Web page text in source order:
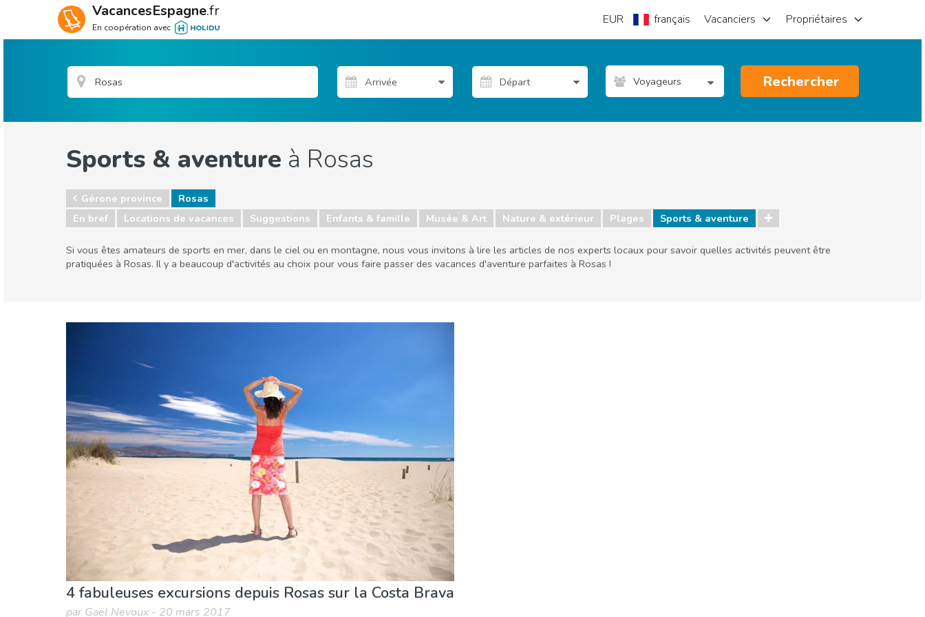
VacancesEspagne.fr
En coopération avec
EUR français Vacanciers Propriétaires
Voyageurs Rechercher
Sports & aventure à Rosas
Gérone province
Rosas
En bref
Locations de vacances Suggestions Enfants & famille Musée & Art Nature & extérieur Plages Sports & aventure
Si vous êtes amateurs de sports en mer, dans le ciel ou en montagne, nous vous invitons à lire les articles de nos experts locaux pour savoir quelles activités peuvent être
pratiquées à Rosas. Il y a beaucoup d'activités au choix pour vous faire passer des vacances d'aventure parfaites à Rosas !
4 fabuleuses excursions depuis Rosas sur la Costa Brava
par Gaël Nevoux - 20 mars 2017